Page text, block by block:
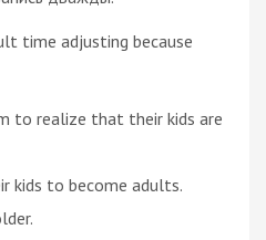
time adjusting because
to realize that their kids are
kids to become adults.